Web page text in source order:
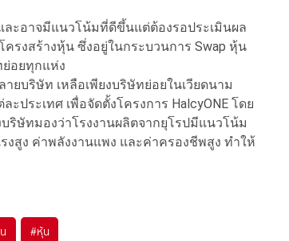
ละอาจมีแนวโน้มที่ดีขึ้นแต่ต้องรอประเมินผล
รงสร้างหุ้น ซึ่งอยู่ในกระบวนการ Swap หุ้น
อยทุกแห่ง
ยบริษัท เหลือเพียงบริษัทย่อยในเวียดนาม
ระเทศ เพื่อจัดตั้งโครงการ HalcyONE โดย
ริษัทมองว่าโรงงานผลิตจากยุโรปมีแนวโน้ม
งสูง ค่าพลังงานแพง และค่าครองชีพสูง ทำให้
#หุ้น